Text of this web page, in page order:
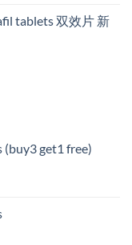
tablets 双效片 新
(buy3 get1 free)